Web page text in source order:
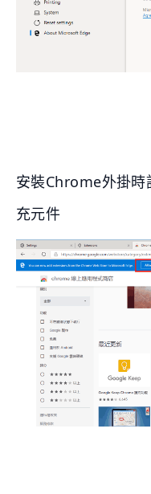
安裝Chrome外掛時
充元件